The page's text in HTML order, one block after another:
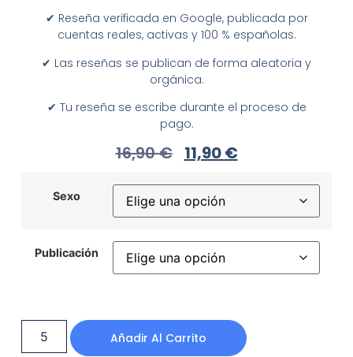
✔︎ Reseña verificada en Google, publicada por
cuentas reales, activas y 100 % españolas.
✔︎ Las reseñas se publican de forma aleatoria y
orgánica.
✔︎ Tu reseña se escribe durante el proceso de
pago.
16,90€ 11,90€
Sexo
Publicación
Añadir Al Carrito